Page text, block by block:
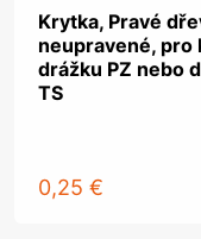
Krytka, Pravé
neupravené, pro
drážku PZ nebo
TS
0,25 €